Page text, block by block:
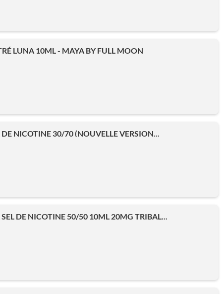
LUNA 10ML - MAYA BY FULL MOON
NICOTINE 30/70 (NOUVELLE VERSION...
DE NICOTINE 50/50 10ML 20MG TRIBAL...